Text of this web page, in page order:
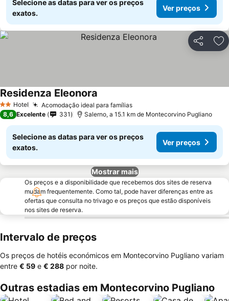
Selecione as datas para ver os preços
exatos.
Ver preços
Partilhar
2 Estrelas
Hotel Acomodação ideal para famíliasVer preços
Residenza Eleonora
8,6 Excelente 331 Salerno, a 15.1 km de Montecorvino Pugliano
Selecione as datas para ver os preços
exatos.
Ver preços
Mostrar mais
Os preços e a disponibilidade que recebemos dos sites de reserva
mudam frequentemente. Como tal, pode haver diferenças entre as
ofertas que consulta no trivago e os preços que estão disponíveis
nos sites de reserva.
Intervalo de preços
Os preços de hotéis económicos em Montecorvino Pugliano variam
entre ‎€ 59 e ‎€ 288 por noite.
Outras estadias em Montecorvino Pugliano